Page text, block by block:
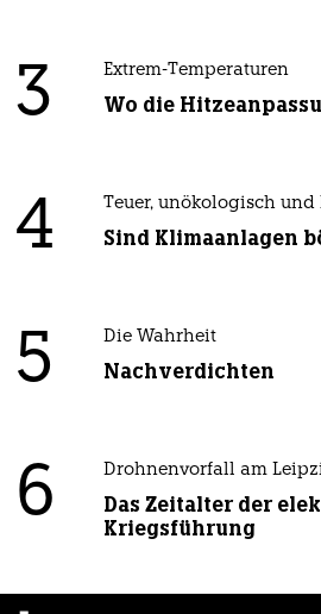
3 Extrem-Temperaturen
Wo die
4 Teuer, unökologisch und
Sind Klimaanlagen
5 Die Wahrheit
Nachverdichten
6 Drohnenvorfall am
Das Zeitalter der
Kriegsführung